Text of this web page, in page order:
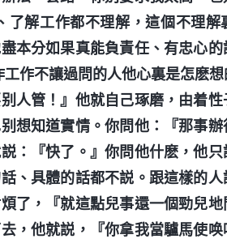
解工作都不理解，這個不理解
本分如果真能負責任、有忠心的
作不讓過問的人他心裏是怎麽
人管！』他就自己琢磨，由着
想知道實情。你問他：『那事辦
：『快了。』你問他什麽，他
、具體的話都不説。跟這樣的
了，『就這點兒事還一個勁兒
，他就説，『你拿我當驢馬使唤